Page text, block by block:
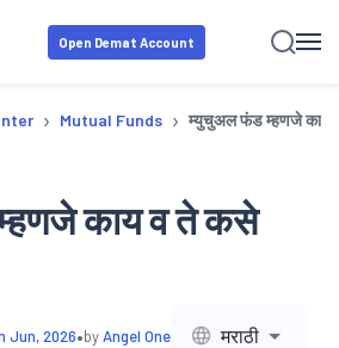
Open Demat Account
› Mutual Funds › म्युचुअल फंड म्हणजे काय
काय व ते कसे
Jun, 2026•byAngel One मराठी